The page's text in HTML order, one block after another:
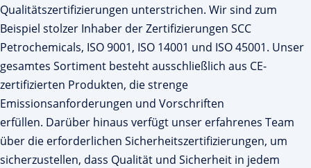
Qualitätszertifizierungen unterstrichen. Wir sind zum
Beispiel stolzer Inhaber der Zertifizierungen SCC
Petrochemicals, ISO 9001, ISO 14001 und ISO 45001. Unser
gesamtes Sortiment besteht ausschließlich aus CE-
zertifizierten Produkten, die strenge
Emissionsanforderungen und Vorschriften
erfüllen. Darüber hinaus verfügt unser erfahrenes Team
über die erforderlichen Sicherheitszertifizierungen, um
sicherzustellen, dass Qualität und Sicherheit in jedem